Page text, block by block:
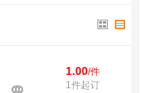
1.00/件
1件起订